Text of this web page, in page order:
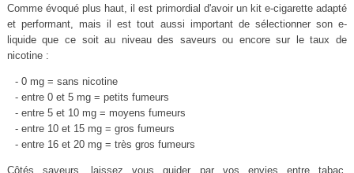
Comme évoqué plus haut, il est primordial d'avoir un kit e-cigarette adapté
et performant, mais il est tout aussi important de sélectionner son e-
liquide que ce soit au niveau des saveurs ou encore sur le taux de
nicotine :
- 0 mg = sans nicotine
- entre 0 et 5 mg = petits fumeurs
- entre 5 et 10 mg = moyens fumeurs
- entre 10 et 15 mg = gros fumeurs
- entre 16 et 20 mg = très gros fumeurs
Côtés saveurs, laissez vous guider par vos envies entre tabac,